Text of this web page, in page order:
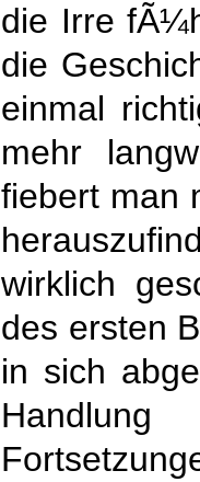
die Irre
die
einmal
mehr
fiebert man
wirklich
des ersten
in sich